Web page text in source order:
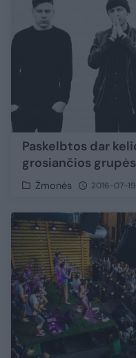
Paskelbtos dar
grosiančios grupės
Žmonės 2016-07-19